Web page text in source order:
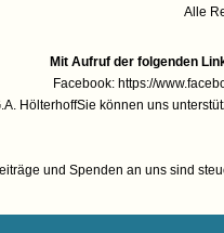
Alle
Mit Aufruf der folgenden
Facebook: https://
HölterhoffSie können uns
und Spenden an uns sind